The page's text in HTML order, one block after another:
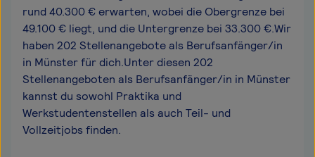
rund 40.300 € erwarten, wobei die Obergrenze bei
49.100 € liegt, und die Untergrenze bei 33.300 €.Wir
haben 202 Stellenangebote als Berufsanfänger/in
in Münster für dich.Unter diesen 202
Stellenangeboten als Berufsanfänger/in in Münster
kannst du sowohl Praktika und
Werkstudentenstellen als auch Teil- und
Vollzeitjobs finden.